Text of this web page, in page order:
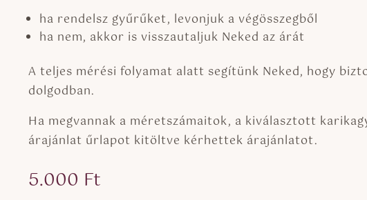
ha rendelsz gyűrűket, levonjuk a végösszegből
ha nem, akkor is visszautaljuk Neked az árát
A teljes mérési folyamat alatt segítünk Neked, hogy
dolgodban.
Ha megvannak a méretszámaitok, a kiválasztott
árajánlat űrlapot kitöltve kérhettek árajánlatot.
5.000 Ft